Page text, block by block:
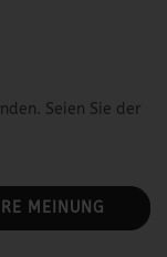
Seien Sie der
MEINUNG